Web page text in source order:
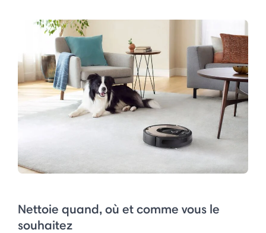
Nettoie quand, où et comme vous le
souhaitez